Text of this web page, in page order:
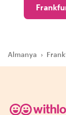
Almanya ›